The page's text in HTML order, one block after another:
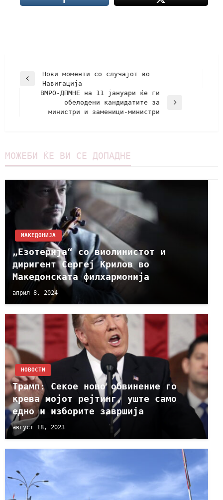
Нови моменти со случајот во
Навигација
ВМРО-ДПМНЕ на 11 јануари ќе ги
обелодени кандидатите за
министри и заменици-министри
МОЖЕБИ ЌЕ ВИ СЕ ДОПАДНЕ
МАКЕДОНИЈА
„Езотерија“ со виолинистот и
диригент Сергеј Крилов во
Македонската филхармонија
април 8, 2024
НОВОСТИ
Трамп: Секое ново обвинение го
крева мојот рејтинг, уште само
едно и изборите завршија
август 18, 2023